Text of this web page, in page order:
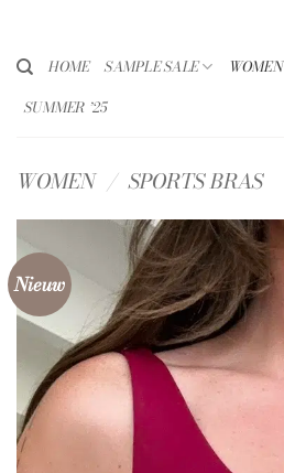
inhoudHOME SAMPLE SALE WOMEN
SUMMER ’25
WOMEN / SPORTS BRAS
Nieuw